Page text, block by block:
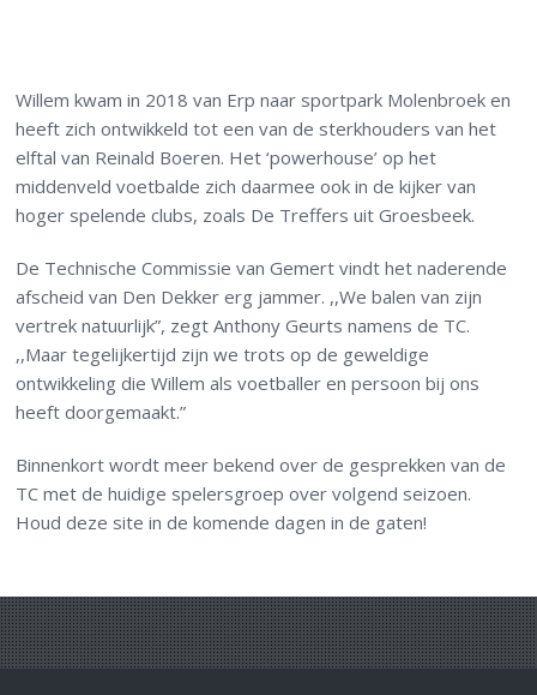
Willem kwam in 2018 van Erp naar sportpark Molenbroek en
heeft zich ontwikkeld tot een van de sterkhouders van het
elftal van Reinald Boeren. Het ‘powerhouse’ op het
middenveld voetbalde zich daarmee ook in de kijker van
hoger spelende clubs, zoals De Treffers uit Groesbeek.
De Technische Commissie van Gemert vindt het naderende
afscheid van Den Dekker erg jammer. ,,We balen van zijn
vertrek natuurlijk”, zegt Anthony Geurts namens de TC.
,,Maar tegelijkertijd zijn we trots op de geweldige
ontwikkeling die Willem als voetballer en persoon bij ons
heeft doorgemaakt.”
Binnenkort wordt meer bekend over de gesprekken van de
TC met de huidige spelersgroep over volgend seizoen.
Houd deze site in de komende dagen in de gaten!